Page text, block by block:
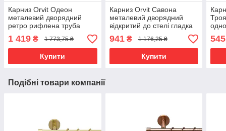
Карниз Orvit Одеон
металевий дворядний
ретро рифлена труба
25\19 мм 200 см (00-
00016539)
1 419 ₴ 1 773,75 ₴
Купити
Карниз Orvit Савона
металевий дворядний
відкритий до стелі гладка
Сатин 25\16 мм 200 см
(00-00023825)
941₴ 1 176,25 ₴
Купити
160
545
Подібні товари компанії